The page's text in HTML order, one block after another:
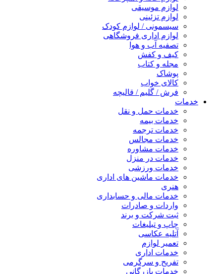
لوازم موسیقی
لوازم تزئینی
سیسمونی / لوازم کودک
لوازم اداری فروشگاهی
تصفیه آب و هوا
کیف و کفش
مجله و کتاب
پوشاک
کالای خواب
فرش / گلیم / قالیچه
خدمات
خدمات حمل و نقل
خدمات بیمه
خدمات ترجمه
خدمات مجالس
خدمات مشاوره
خدمات در منزل
خدمات ورزشی
خدمات ماشین های اداری
هنری
خدمات مالی و حسابداری
واردات و صادرات
ثبت شرکت و برند
چاپ و تبلیغات
آتلیه عکاسی
تعمیر لوازم
خدمات اداری
تفریح و سرگرمی
خدمات بازرگانی